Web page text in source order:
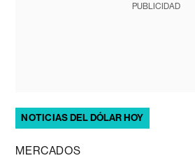
PUBLICIDAD
NOTICIAS DEL DÓLAR HOY
MERCADOS